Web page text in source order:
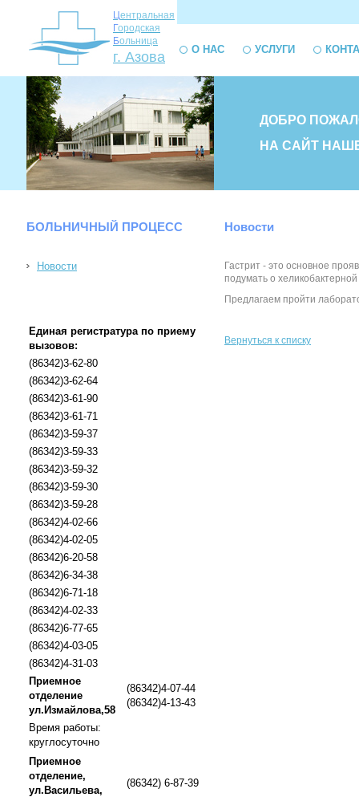
Центральная
Городская
Больница
г. Азова О НАС УСЛУГИ
ДОБРО
НА САЙТ
БОЛЬНИЧНЫЙ ПРОЦЕСС
Новости
Единая регистратура по приему
вызовов:
(86342)3-62-80
(86342)3-62-64
(86342)3-61-90
(86342)3-61-71
(86342)3-59-37
(86342)3-59-33
(86342)3-59-32
(86342)3-59-30
(86342)3-59-28
(86342)4-02-66
(86342)4-02-05
(86342)6-20-58
(86342)6-34-38
(86342)6-71-18
(86342)4-02-33
(86342)6-77-65
(86342)4-03-05
(86342)4-31-03
Приемное
отделение
ул.Измайлова,58
(86342)4-07-44
(86342)4-13-43
Время работы:
круглосуточно
Приемное
отделение,
ул.Васильева,
(86342) 6-87-39
Новости
Гастрит - это основное
подумать о
Предлагаем пройти
Вернуться к списку